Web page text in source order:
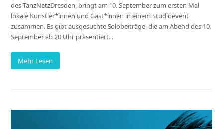
des TanzNetzDresden, bringt am 10. September zum ersten Mal
lokale Künstler*innen und Gast*innen in einem Studioevent
zusammen. Es gibt ausgesuchte Solobeiträge, die am Abend des 10.
September ab 20 Uhr präsentiert…
Mehr Lesen